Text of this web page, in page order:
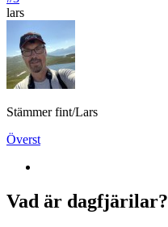
lars
Stämmer fint/Lars
Överst
Vad är dagfjärilar?